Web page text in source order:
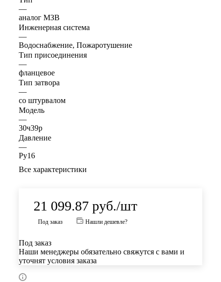
—
аналог МЗВ
Инженерная система
—
Водоснабжение, Пожаротушение
Тип присоединения
—
фланцевое
Тип затвора
—
со штурвалом
Модель
—
30ч39р
Давление
—
Ру16
Все характеристики
21 099.87 руб./шт
Под заказ Нашли дешевле?
Под заказ
Наши менеджеры обязательно свяжутся с вами и
уточнят условия заказа